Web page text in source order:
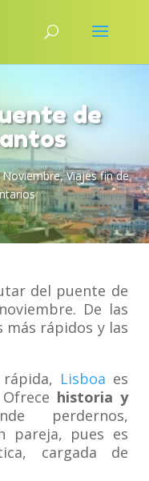
de
Noviembre,Viajes fin de
del puente de
De las
más rápidos y las
Lisboa es
historia y
perdernos,
pareja, pues es
cargada de